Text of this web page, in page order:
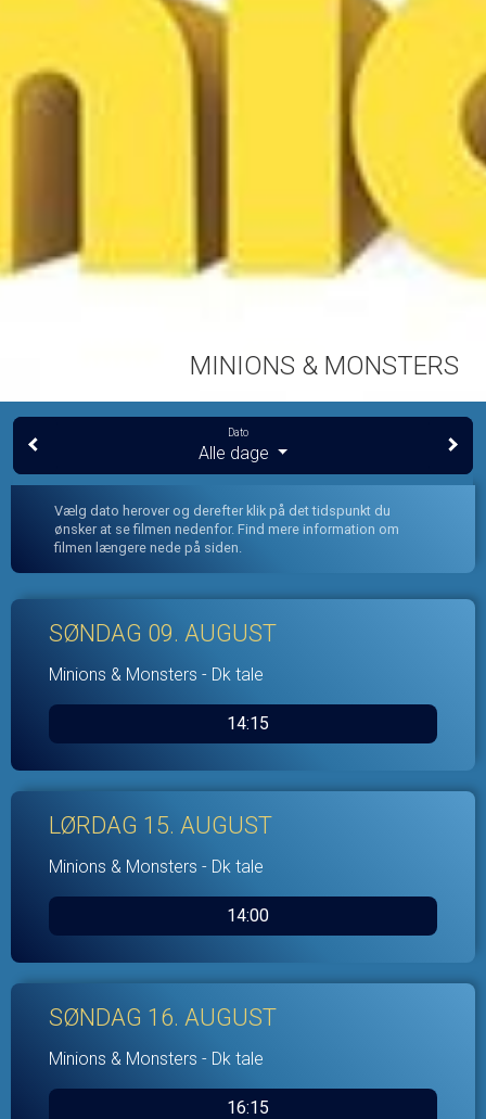
MINIONS & MONSTERS
Dato
Alle dage
Vælg dato herover og derefter klik på det tidspunkt du
ønsker at se filmen nedenfor. Find mere information om
filmen længere nede på siden.
SØNDAG 09. AUGUST
Minions & Monsters - Dk tale
14:15
LØRDAG 15. AUGUST
Minions & Monsters - Dk tale
14:00
SØNDAG 16. AUGUST
Minions & Monsters - Dk tale
16:15